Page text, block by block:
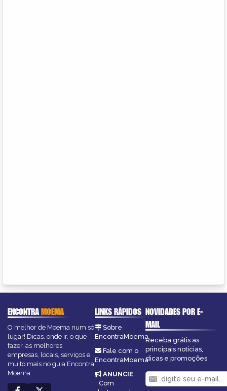
ENCONTRAMOEMA
O melhor de Moema num só
lugar! Dicas, onde ir, o que
fazer, as melhores
empresas, locais, serviços e
muito mais no guia Encontra
Moema.
LINKS RÁPIDOS
Sobre
EncontraMoema
Fale com o
EncontraMoema
ANUNCIE:
Com
NOVIDADES POR E-
MAIL
Receba grátis as
principais notícias,
dicas e promoções